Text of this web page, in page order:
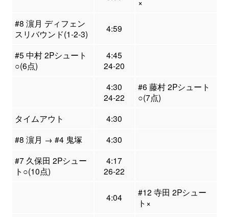
#8 濵月 ディフェン
スリバウンド(1-2-3)
4:59
#5 中村 2Pシュート
○(6点)
4:45
24-20
4:30
24-22
#6 藤村 2Pシュート
○(7点)
タイムアウト
4:30
#8 濵月 → #4 鬼塚
4:30
#7 久保田 2Pシュー
ト○(10点)
4:17
26-22
4:04
#12 寺田 2Pシュー
ト×